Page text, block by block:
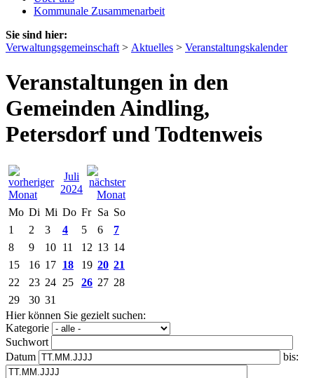
Kommunale Zusammenarbeit
Sie sind hier:
Verwaltungsgemeinschaft > Aktuelles > Veranstaltungskalender
Veranstaltungen in den
Gemeinden Aindling,
Petersdorf und Todtenweis
Juli
2024
Mo Di Mi Do Fr Sa So
1
2 3 4 5 6
7
8
9 10 11 12 13 14
15
16 17 18 19 20 21
22
23 24 25 26 27 28
29
30 31
Hier können Sie gezielt suchen:
Kategorie
Suchwort
Datum
bis: